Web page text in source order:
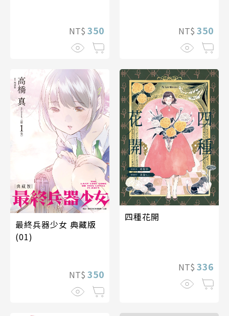
NT$ 350 NT$ 350
最終兵器少女 典藏版
(01)
NT$ 350
四種花開
NT$ 336